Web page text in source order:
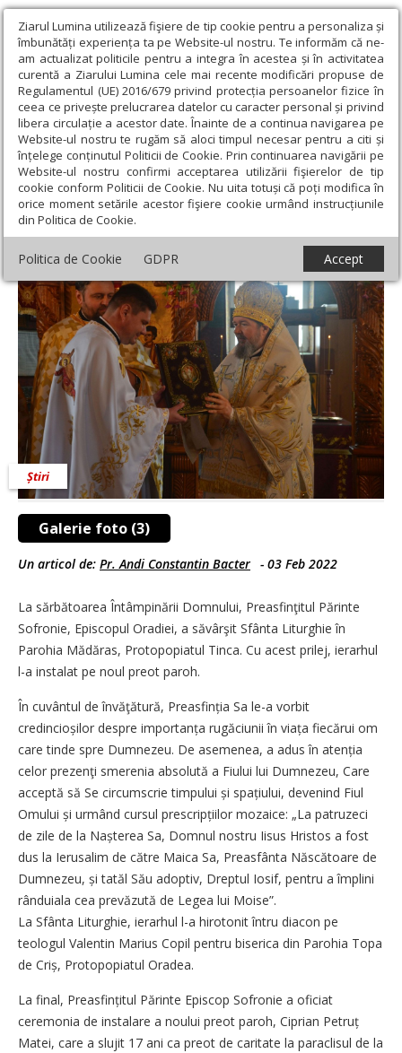
Ziarul Lumina utilizează fişiere de tip cookie pentru a personaliza și
îmbunătăți experiența ta pe Website-ul nostru. Te informăm că ne-
am actualizat politicile pentru a integra în acestea și în activitatea
curentă a Ziarului Lumina cele mai recente modificări propuse de
Regulamentul (UE) 2016/679 privind protecția persoanelor fizice în
ceea ce privește prelucrarea datelor cu caracter personal și privind
libera circulație a acestor date. Înainte de a continua navigarea pe
Website-ul nostru te rugăm să aloci timpul necesar pentru a citi și
înțelege conținutul Politicii de Cookie. Prin continuarea navigării pe
Website-ul nostru confirmi acceptarea utilizării fişierelor de tip
cookie conform Politicii de Cookie. Nu uita totuși că poți modifica în
orice moment setările acestor fişiere cookie urmând instrucțiunile
din Politica de Cookie.
Politica de Cookie GDPR Accept
Ziarul Lumina › Actualitate religioasă › Știri › Un nou preot
paroh la Mădăras, Episcopia Oradiei
Un nou preot paroh la Mădăras, Episcopia
Oradiei
Galerie foto (3)
Știri
Un articol de: Pr. Andi Constantin Bacter - 03 Feb 2022
La sărbătoarea Întâmpinării Domnului, Preasfinţitul Părinte
Sofronie, Episcopul Oradiei, a săvârşit Sfânta Liturghie în
Parohia Mădăras, Protopopiatul Tinca. Cu acest prilej, ierarhul
l-a instalat pe noul preot paroh.
În cuvântul de învăţătură, Prea­sfinția Sa le-a vorbit
credincioșilor despre importanța rugăciunii în viața fiecărui om
care tinde spre Dumnezeu. De asemenea, a adus în atenția
celor prezenţi smerenia absolută a Fiului lui Dumnezeu, Care
acceptă să Se circumscrie timpului și spațiului, devenind Fiul
Omului și urmând cursul pres­crip­țiilor mozaice: „La patruzeci
de zile de la Nașterea Sa, Domnul nostru Iisus Hristos a fost
dus la Ierusalim de către Maica Sa, Preasfânta Născătoare de
Dumnezeu, și tatăl Său adoptiv, Dreptul Iosif, pentru a împlini
rânduiala cea prevăzută de Legea lui Moise”.
La Sfânta Liturghie, ierarhul l-a hirotonit întru diacon pe
teologul Valentin Marius Copil pentru biserica din Parohia Topa
de Criș, Protopopiatul Oradea.
La final, Preasfințitul Părinte Episcop Sofronie a oficiat
ceremo­nia de instalare a noului preot paroh, Ciprian Petruț
Matei, care a slujit 17 ani ca preot de caritate la paraclisul de la